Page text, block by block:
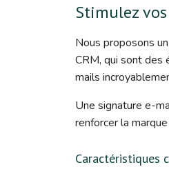
Stimulez
Nous proposons
CRM, qui sont des
mails
Une signature e-
renforcer la
Caractéristiques